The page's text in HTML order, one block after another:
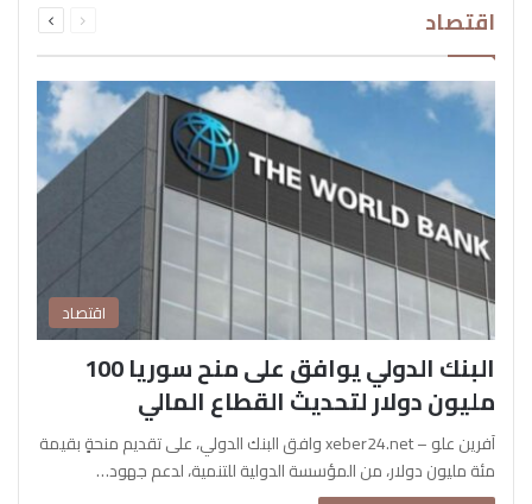
اقتصاد الصفحةالصفحة
اقتصاد
البنك الدولي يوافق على منح سوريا 100
مليون دولار لتحديث القطاع المالي
آفرين علو – xeber24.net وافق البنك الدولي، على تقديم منحةٍ بقيمة
مئة مليون دولار، من المؤسسة الدولية للتنمية، لدعم جهود…